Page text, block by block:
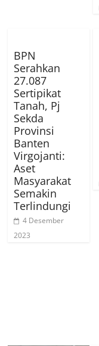
BPN
Serahkan
27.087
Sertipikat
Tanah, Pj
Sekda
Provinsi
Banten
Virgojanti:
Aset
Masyarakat
Semakin
Terlindungi
4 Desember
2023